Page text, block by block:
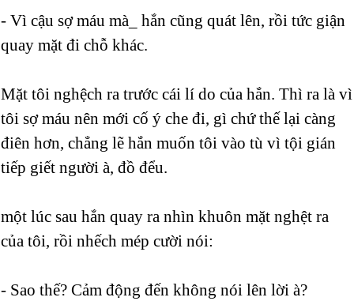
- Vì cậu sợ máu mà_ hắn cũng quát lên, rồi tức giận
quay mặt đi chỗ khác.
Mặt tôi nghệch ra trước cái lí do của hắn. Thì ra là vì
tôi sợ máu nên mới cố ý che đi, gì chứ thế lại càng
điên hơn, chẳng lẽ hắn muốn tôi vào tù vì tội gián
tiếp giết người à, đồ đểu.
một lúc sau hắn quay ra nhìn khuôn mặt nghệt ra
của tôi, rồi nhếch mép cười nói:
- Sao thế? Cảm động đến không nói lên lời à?